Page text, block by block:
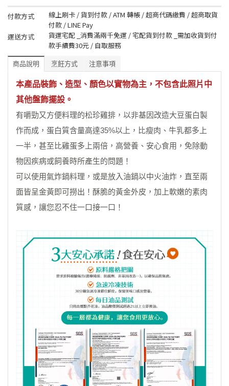
付款方式
線上刷卡 / 貨到付款 / ATM 轉帳 / 超商代碼繳費 / 超商取貨
付款 / LINE Pay
運送方式
貨運宅配 _消費滿兩千免運 / 宅配貨到付款 _需加收貨到付
款手續費30元 / 自取服務
商品說明 烹飪方式 注意事項
本產品裝飾、造型、顏色以實物為主，不包含此照片中
其他盤飾擺設。
有嚼勁又方便料理的松珍雞排，以非基因改造大豆蛋白製
作而成，蛋白質含量高達35%以上，比瘦肉、牛乳都多上
一半，甚至比雞蛋多上兩倍，高營養、安心食用，免除動
物因疾病或飼養時所產生的問題！
可以使用氣炸鍋料理，或是放入油鍋以中火油炸，直至兩
面皆呈金黃即可撈出！酥脆的黃金外皮，加上軟嫩的素肉
質感，讓您忍不住一口接一口！